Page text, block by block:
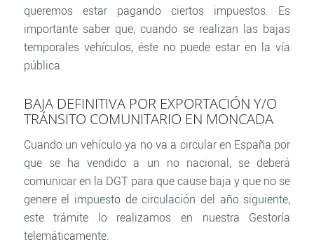
queremos estar pagando ciertos impuestos. Es
importante saber que, cuando se realizan las bajas
temporales vehículos, éste no puede estar en la vía
pública.
BAJA DEFINITIVA POR EXPORTACIÓN Y/O
TRÁNSITO COMUNITARIO EN MONCADA
Cuando un vehículo ya no va a circular en España por
que se ha vendido a un no nacional, se deberá
comunicar en la DGT para que cause baja y que no se
genere el impuesto de circulación del año siguiente,
este trámite lo realizamos en nuestra Gestoría
telemáticamente.